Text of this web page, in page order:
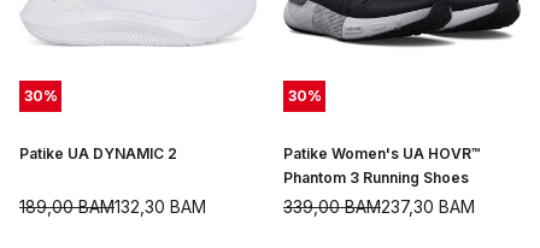
30%
Patike UA DYNAMIC 2
132,30 BAM
189,00BAM
30%
Patike Women's UA HOVR™
Phantom 3 Running Shoes
237,30 BAM
339,00BAM